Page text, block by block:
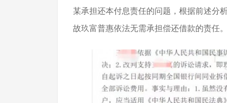
某承担还本付息责任的问题，根据前述分
故玖富普惠依法无需承担偿还借款的责任